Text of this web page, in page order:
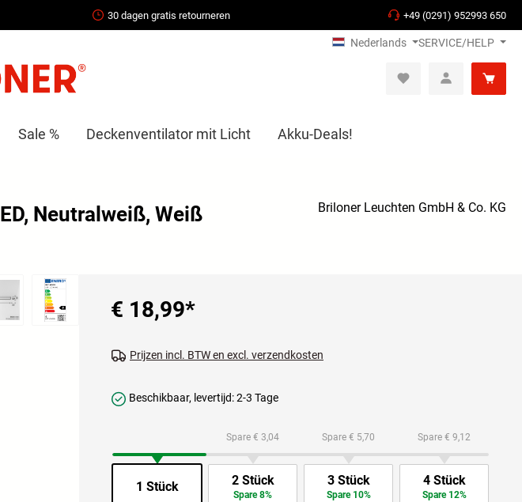
30 dagen gratis retourneren +49 (0291) 952993 650
Nederlands SERVICE/HELP
Sale % Deckenventilator mit Licht Akku-Deals!
Neutralweiß, Weiß Briloner Leuchten GmbH & Co. KG
€ 18,99*
Prijzen incl. BTW en excl. verzendkosten
Beschikbaar, levertijd: 2-3 Tage
1 Stück
Spare € 3,04
2 Stück
Spare 8%
Spare € 5,70
3 Stück
Spare 10%
Spare € 9,12
4 Stück
Spare 12%